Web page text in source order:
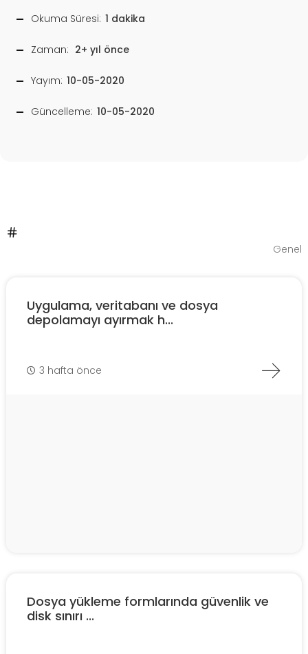
Okuma Süresi: 1 dakika
Zaman: 2+ yıl önce
Yayım: 10-05-2020
Güncelleme: 10-05-2020
Genel
Uygulama, veritabanı ve dosya
depolamayı ayırmak h...
3 hafta önce
Dosya yükleme formlarında güvenlik ve
disk sınırı ...